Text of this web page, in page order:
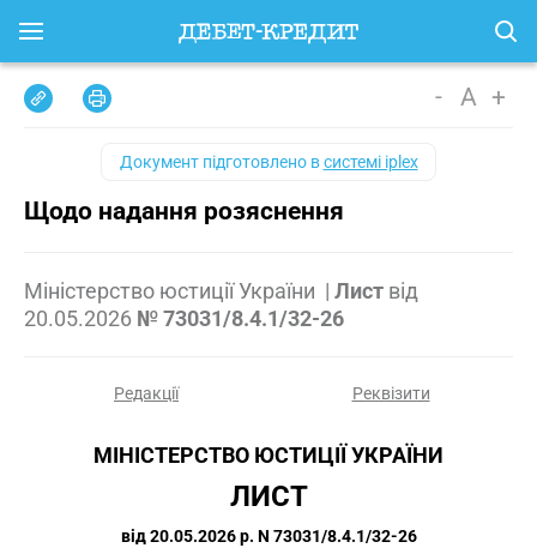
- A +
Документ підготовлено всистемі iplex
Щодо надання розяснення
Міністерство юстиції України | Лист від
20.05.2026 № 73031/8.4.1/32-26
Редакції Реквізити
МІНІСТЕРСТВО ЮСТИЦІЇ УКРАЇНИ
ЛИСТ
від 20.05.2026 р. N 73031/8.4.1/32-26